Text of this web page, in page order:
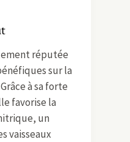
réputée
sur la
à sa forte
favorise la
un
vaisseaux